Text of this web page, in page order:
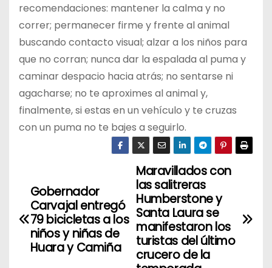
recomendaciones: mantener la calma y no
correr; permanecer firme y frente al animal
buscando contacto visual; alzar a los niños para
que no corran; nunca dar la espalada al puma y
caminar despacio hacia atrás; no sentarse ni
agacharse; no te aproximes al animal y,
finalmente, si estas en un vehículo y te cruzas
con un puma no te bajes a seguirlo.
v
Maravillados con
las salitreras
Humberstone y
Santa Laura se
manifestaron los
turistas del último
crucero de la
Gobernador
Carvajal entregó
79 bicicletas a los
niños y niñas de
Huara y Camiña